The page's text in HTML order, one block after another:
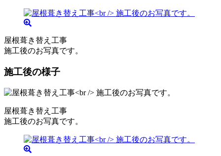
屋根葺き替え工事
施工後のお写真です。
施工後の様子
屋根葺き替え工事
施工後のお写真です。